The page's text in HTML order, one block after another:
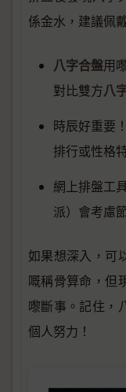
係金水，建議佩
八字合盤用
對比雙方八
時辰好重要
排行或性格
網上排盤工
派）會考慮
如果想深入，可
嘅稱骨算命，但
嚟斷事。記住，
個人努力！